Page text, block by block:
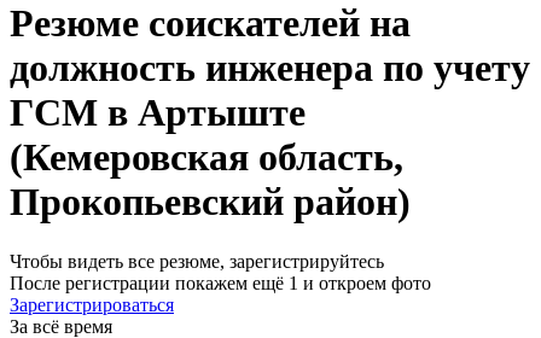
Резюме соискателей на
должность инженера по учету
ГСМ в Артыште
(Кемеровская область,
Прокопьевский район)
Чтобы видеть все резюме, зарегистрируйтесь
После регистрации покажем ещё 1 и откроем фото
Зарегистрироваться
За всё время